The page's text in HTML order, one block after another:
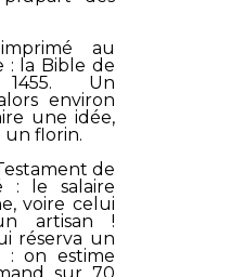
au
: la Bible de
Un
environ
une idée,
florin.
de
: le salaire
voire celui
artisan !
réserva un
: on estime